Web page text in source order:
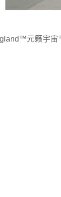
元籁宇宙